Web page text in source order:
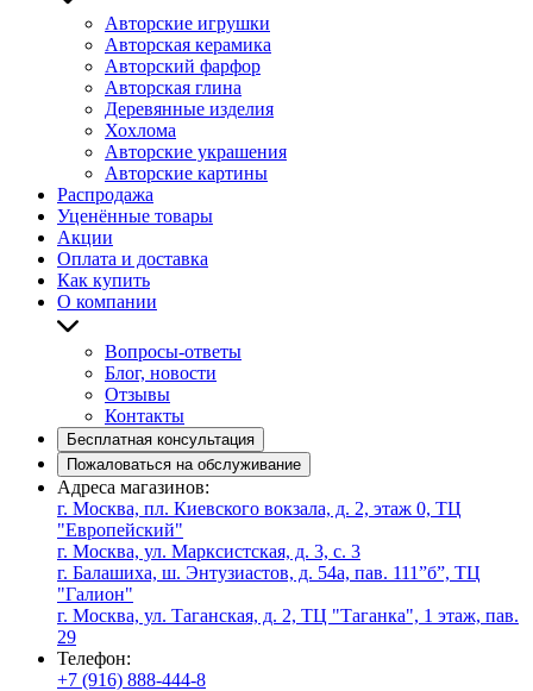
Авторские игрушки
Авторская керамика
Авторский фарфор
Авторская глина
Деревянные изделия
Хохлома
Авторские украшения
Авторские картины
Распродажа
Уценённые товары
Акции
Оплата и доставка
Как купить
О компании
Вопросы-ответы
Блог, новости
Отзывы
Контакты
Бесплатная консультация
Пожаловаться на обслуживание
Адреса магазинов:
г. Москва, пл. Киевского вокзала, д. 2, этаж 0, ТЦ
"Европейский"
г. Москва, ул. Марксистская, д. 3, с. 3
г. Балашиха, ш. Энтузиастов, д. 54а, пав. 111”б”, ТЦ
"Галион"
г. Москва, ул. Таганская, д. 2, ТЦ "Таганка", 1 этаж, пав.
29
Телефон:
+7 (916) 888-444-8